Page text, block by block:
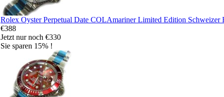
Rolex Oyster Perpetual Date COLAmariner Limited Edition Schweizer
€388
Jetzt nur noch €330
Sie sparen 15% !